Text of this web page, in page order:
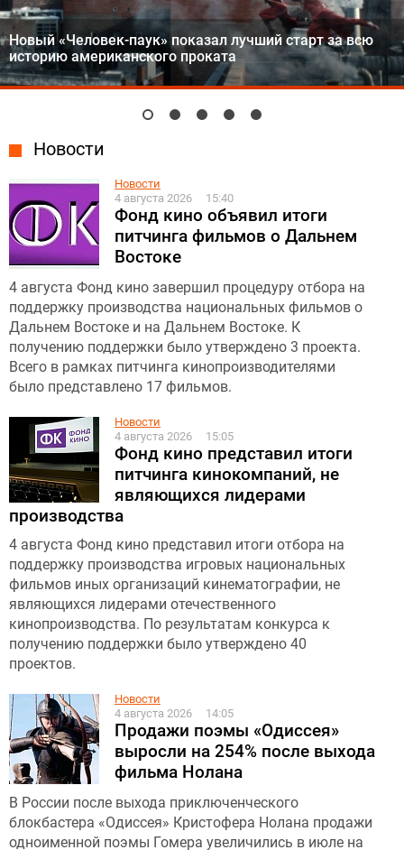
Новый «Человек-паук» показал лучший старт за всю
историю американского проката
Новости
Новости
4 августа 2026
15:40
Фонд кино объявил итоги
питчинга фильмов о Дальнем
Востоке
4 августа Фонд кино завершил процедуру отбора на
поддержку производства национальных фильмов о
Дальнем Востоке и на Дальнем Востоке. К
получению поддержки было утверждено 3 проекта.
Всего в рамках питчинга кинопроизводителями
было представлено 17 фильмов.
Новости
4 августа 2026
15:05
Фонд кино представил итоги
питчинга кинокомпаний, не
являющихся лидерами
производства
4 августа Фонд кино представил итоги отбора на
поддержку производства игровых национальных
фильмов иных организаций кинематографии, не
являющихся лидерами отечественного
кинопроизводства. По результатам конкурса к
получению поддержки было утверждено 40
проектов.
Новости
4 августа 2026
14:05
Продажи поэмы «Одиссея»
выросли на 254% после выхода
фильма Нолана
В России после выхода приключенческого
блокбастера «Одиссея» Кристофера Нолана продажи
одноименной поэмы Гомера увеличились в июле на